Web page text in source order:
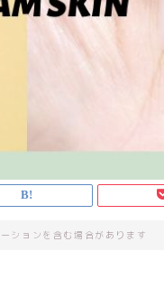
ションを含む場合があります